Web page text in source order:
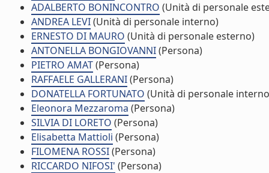
ADALBERTO BONINCONTRO (Unità di personale
ANDREA LEVI(Unità di personale interno)
ERNESTO DI MAURO (Unità di personale esterno)
ANTONELLA BONGIOVANNI(Persona)
PIETRO AMAT(Persona)
RAFFAELE GALLERANI(Persona)
DONATELLA FORTUNATO (Unità di personale
Eleonora Mezzaroma (Persona)
SILVIA DI LORETO (Persona)
Elisabetta Mattioli (Persona)
FILOMENA ROSSI(Persona)
RICCARDO NIFOSI' (Persona)